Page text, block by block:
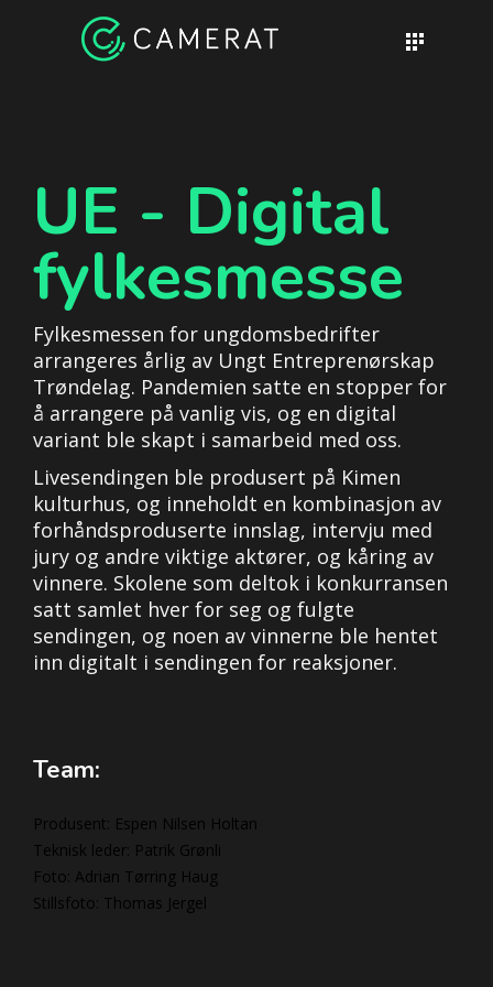
UE - Digital
fylkesmesse
Fylkesmessen for ungdomsbedrifter
arrangeres årlig av Ungt Entreprenørskap
Trøndelag. Pandemien satte en stopper for
å arrangere på vanlig vis, og en digital
variant ble skapt i samarbeid med oss.
Livesendingen ble produsert på Kimen
kulturhus, og inneholdt en kombinasjon av
forhåndsproduserte innslag, intervju med
jury og andre viktige aktører, og kåring av
vinnere. Skolene som deltok i konkurransen
satt samlet hver for seg og fulgte
sendingen, og noen av vinnerne ble hentet
inn digitalt i sendingen for reaksjoner.
Team:
Produsent: Espen Nilsen Holtan
Teknisk leder: Patrik Grønli
Foto: Adrian Tørring Haug
Stillsfoto: Thomas Jergel